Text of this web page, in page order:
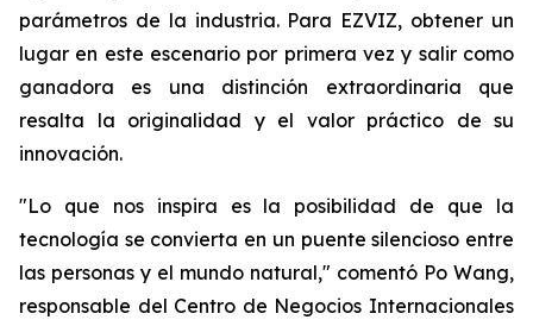
parámetros de la industria. Para EZVIZ, obtener un
lugar en este escenario por primera vez y salir como
ganadora es una distinción extraordinaria que
resalta la originalidad y el valor práctico de su
innovación.
"Lo que nos inspira es la posibilidad de que la
tecnología se convierta en un puente silencioso entre
las personas y el mundo natural," comentó Po Wang,
responsable del Centro de Negocios Internacionales